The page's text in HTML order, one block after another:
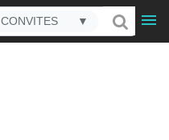
CONVITES ▼